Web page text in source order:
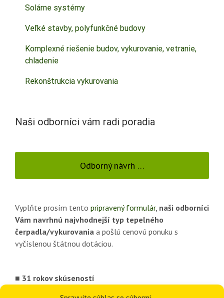
Solárne systémy
Veľké stavby, polyfunkčné budovy
Komplexné riešenie budov, vykurovanie, vetranie,
chladenie
Rekonštrukcia vykurovania
Naši odborníci vám radi poradia
Odborný návrh …
Vyplňte prosím tento pripravený formulár, naši odborníci
Vám navrhnú najvhodnejší typ tepelného
čerpadla/vykurovania a pošlú cenovú ponuku s
vyčíslenou štátnou dotáciou.
■ 31 rokov skúseností